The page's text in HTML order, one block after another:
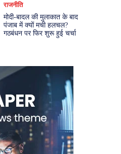
राजनीति
मोदी-बादल की मुलाकात के बाद
पंजाब में क्यों मची हलचल?
गठबंधन पर फिर शुरू हुई चर्चा